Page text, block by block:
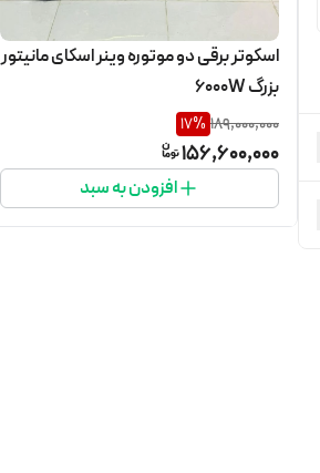
اسکوتر برقی دو موتوره وینر اسکای مانیتور
بزرگ 6000W
189,000,000
17%
156,600,000
افزودن به سبد